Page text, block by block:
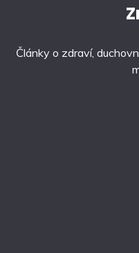
Články o zdraví,